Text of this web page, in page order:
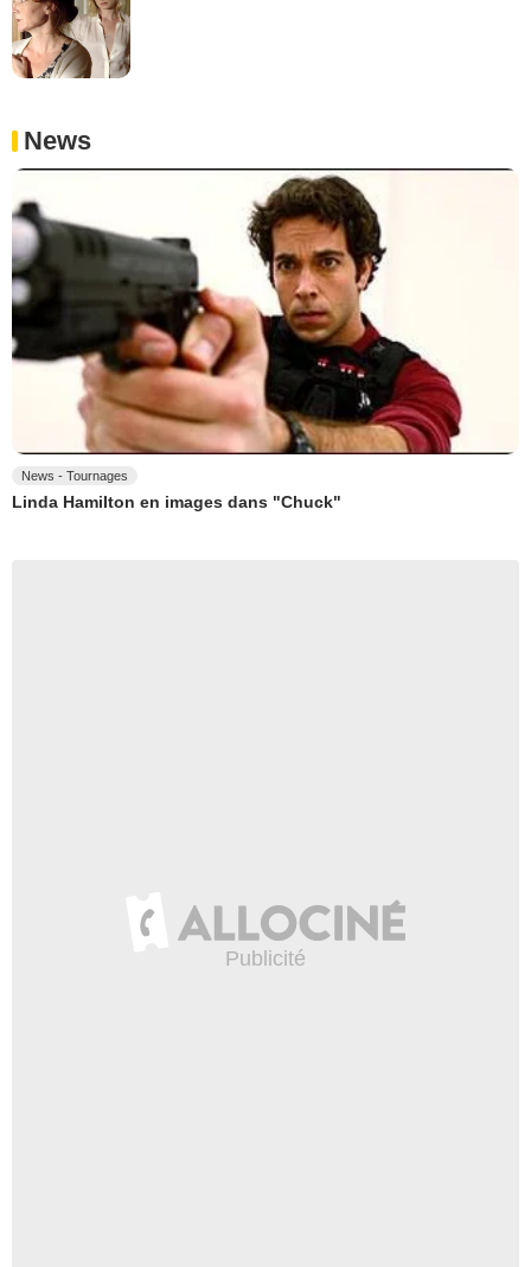
News
News - Tournages
Linda Hamilton en images dans "Chuck"